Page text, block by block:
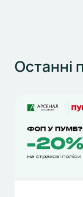
Останні